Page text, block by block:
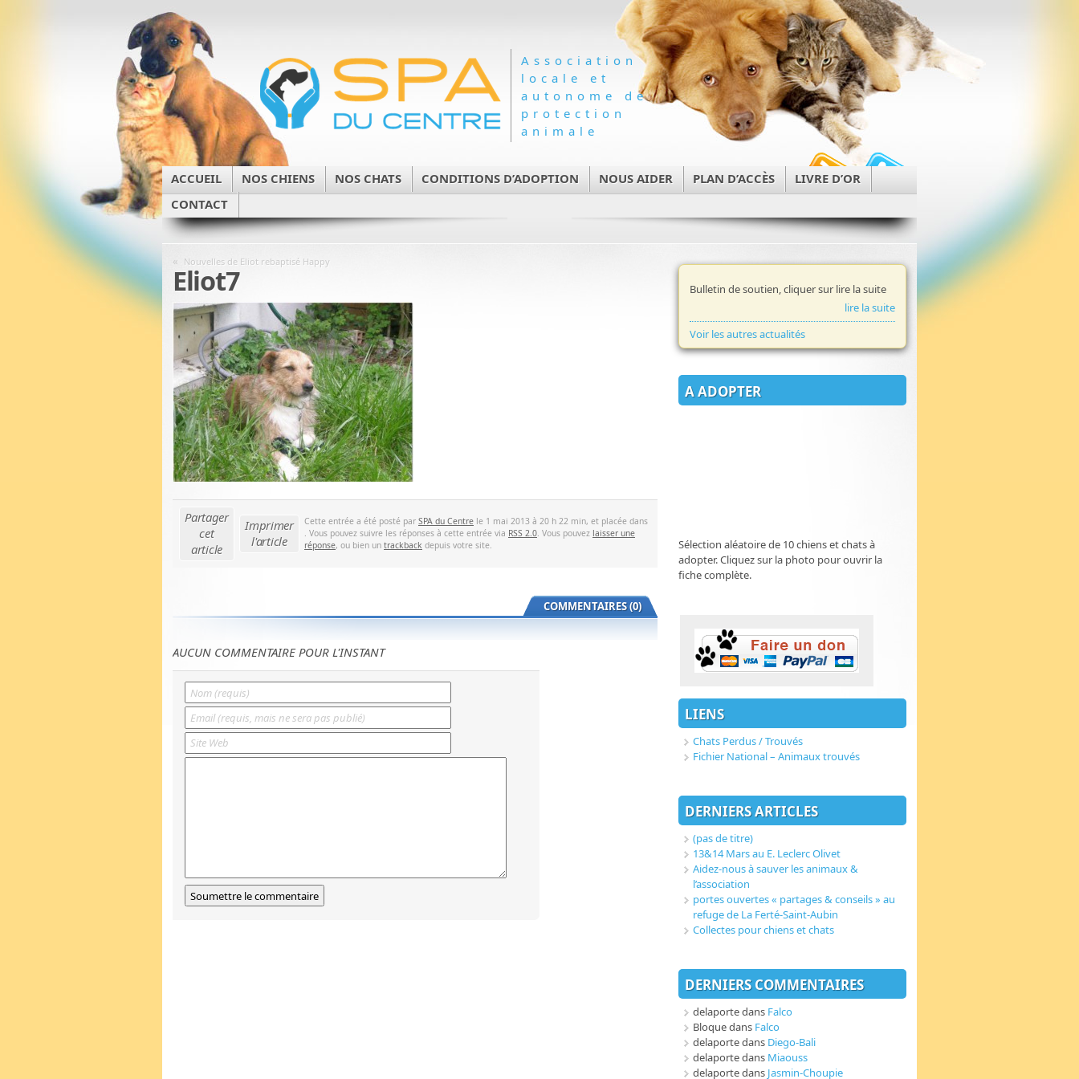
Association
locale et
autonome de
protection
animale
ACCUEIL NOS CHIENS NOS CHATS CONDITIONS D’ADOPTION NOUS AIDER PLAN D’ACCÈS
LIVRE D’OR
CONTACT
« Nouvelles de Eliot rebaptisé Happy
Eliot7
Partager
cet
article
Imprimer
l'article
Cette entrée a été posté par SPA du Centre le 1 mai 2013 à 20 h 22 min, et placée dans
. Vous pouvez suivre les réponses à cette entrée via RSS 2.0. Vous pouvez laisser une
réponse, ou bien un trackback depuis votre site.
COMMENTAIRES (0)
AUCUN COMMENTAIRE POUR L'INSTANT
Bulletin de soutien, cliquer sur lire la suite
lire la suite
Voir les autres actualités
A ADOPTER
Sélection aléatoire de 10 chiens et chats à
adopter. Cliquez sur la photo pour ouvrir la
fiche complète.
LIENS
Chats Perdus / Trouvés
Fichier National – Animaux trouvés
DERNIERS ARTICLES
(pas de titre)
13&14 Mars au E. Leclerc Olivet
Aidez-nous à sauver les animaux &
l’association
portes ouvertes « partages & conseils » au
refuge de La Ferté-Saint-Aubin
Collectes pour chiens et chats
DERNIERS COMMENTAIRES
delaportedans Falco
Bloquedans Falco
delaportedans Diego-Bali
delaportedans Miaouss
delaportedans Jasmin-Choupie